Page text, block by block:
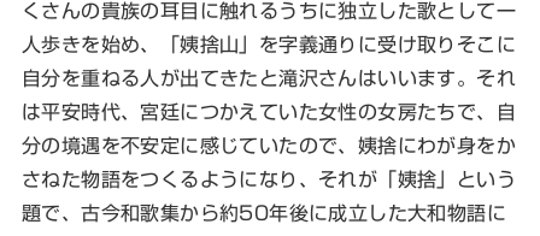
くさんの貴族の耳目に触れるうちに独立した歌として一
人歩きを始め、「姨捨山」を字義通りに受け取りそこに
自分を重ねる人が出てきたと滝沢さんはいいます。それ
は平安時代、宮廷につかえていた女性の女房たちで、自
分の境遇を不安定に感じていたので、姨捨にわが身をか
さねた物語をつくるようになり、それが「姨捨」という
題で、古今和歌集から約50年後に成立した大和物語に